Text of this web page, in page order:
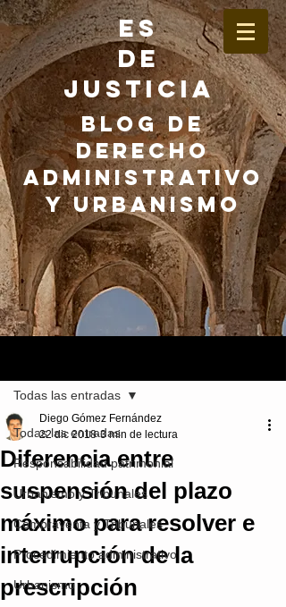
ES
DE
JUSTICIA
BLOG DE
DERECHO
ADMINISTRATIVO
Y URBANISMO
Todas las entradas
Responsabilidad patrimonial
Urbanismo y Tribunales
Compraventa y Tribunales
Procedimiento administrativo
Urbanismo
Todas las entradas
Diferencia entre
suspensión del plazo
máximo para resolver e
interrupción de la
prescripción
Diego Gómez Fernández
22 dic 2018 3 min de lectura